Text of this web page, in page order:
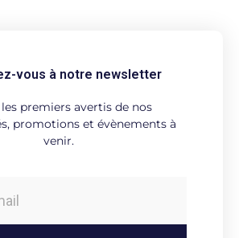
vous à notre newsletter
les premiers avertis de nos
promotions et évènements à
venir.